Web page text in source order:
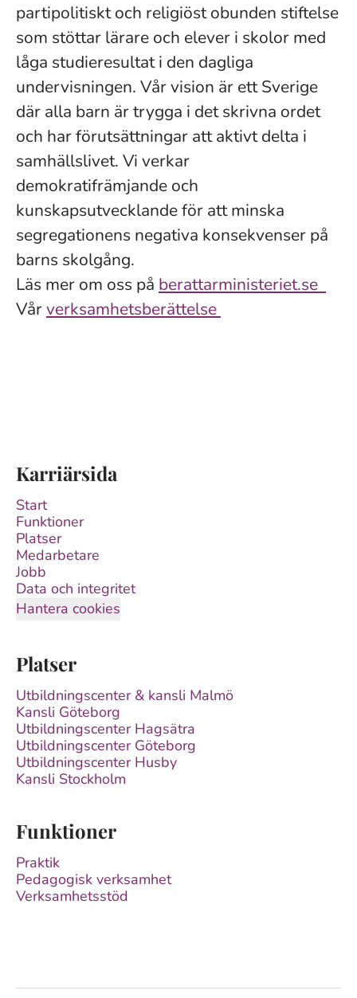
partipolitiskt och religiöst obunden stiftelse
som stöttar lärare och elever i skolor med
låga studieresultat i den dagliga
undervisningen. Vår vision är ett Sverige
där alla barn är trygga i det skrivna ordet
och har förutsättningar att aktivt delta i
samhällslivet. Vi verkar
demokratifrämjande och
kunskapsutvecklande för att minska
segregationens negativa konsekvenser på
barns skolgång.
Läs mer om oss på berattarministeriet.se
Vårverksamhetsberättelse
Karriärsida
Start
Funktioner
Platser
Medarbetare
Jobb
Data och integritet
Hantera cookies
Platser
Utbildningscenter & kansli Malmö
Kansli Göteborg
Utbildningscenter Hagsätra
Utbildningscenter Göteborg
Utbildningscenter Husby
Kansli Stockholm
Funktioner
Praktik
Pedagogisk verksamhet
Verksamhetsstöd